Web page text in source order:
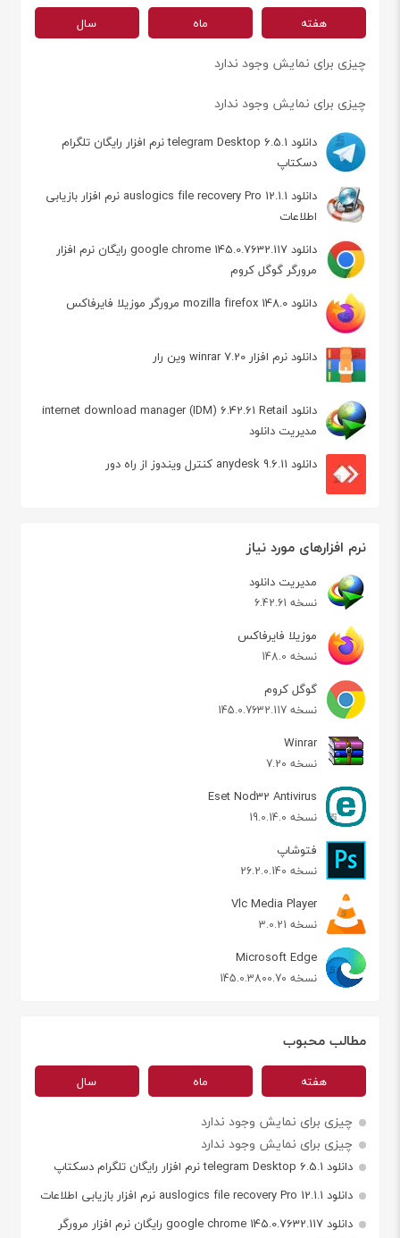
هفته ماه سال
چیزی برای نمایش وجود ندارد
چیزی برای نمایش وجود ندارد
دانلود telegram Desktop 6.5.1 نرم افزار رایگان تلگرام
دسکتاپ
دانلود auslogics file recovery Pro 12.1.1 نرم افزار بازیابی
اطلاعات
دانلود google chrome 145.0.7632.117 رایگان نرم افزار
مرورگر گوگل کروم
دانلود mozilla firefox 148.0 مرورگر موزیلا فایرفاکس
دانلود نرم افزار winrar 7.20 وین رار
دانلود internet download manager (IDM) 6.42.61 Retail
مدیریت دانلود
دانلود anydesk 9.6.11 کنترل ویندوز از راه دور
نرم افزارهای مورد نیاز
مدیریت دانلود
نسخه 6.42.61
موزیلا فایرفاکس
نسخه 148.0
گوگل کروم
نسخه 145.0.7632.117
Winrar
نسخه 7.20
Eset Nod32 Antivirus
نسخه 19.0.14.0
فتوشاپ
نسخه 26.2.0.140
Vlc Media Player
نسخه 3.0.21
Microsoft Edge
نسخه 145.0.3800.70
مطالب محبوب
هفته ماه سال
چیزی برای نمایش وجود ندارد
چیزی برای نمایش وجود ندارد
دانلود telegram Desktop 6.5.1 نرم افزار رایگان تلگرام دسکتاپ
دانلود auslogics file recovery Pro 12.1.1 نرم افزار بازیابی اطلاعات
دانلود google chrome 145.0.7632.117 رایگان نرم افزار مرورگر